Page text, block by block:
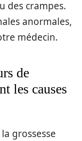
des crampes.
anormales,
médecin.
de
les causes
grossesse